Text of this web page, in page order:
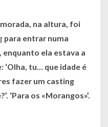
na altura, foi
para entrar numa
enquanto ela estava a
‘Olha, tu… que idade é
fazer um casting
‘Para os «Morangos»’.